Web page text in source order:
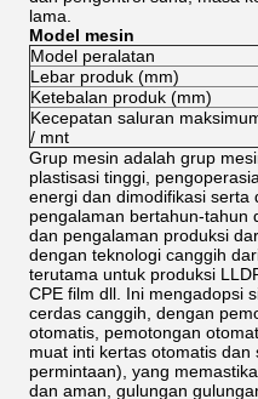
lama.
Model mesin
Model peralatan
Lebar produk (mm)
Ketebalan produk (mm)
Kecepatan saluran
/ mnt
Grup mesin adalah grup
plastisasi tinggi,
energi dan dimodifikasi serta
pengalaman bertahun-tahun
dan pengalaman produksi
dengan teknologi canggih
terutama untuk produksi
CPE film dll. Ini mengadopsi
cerdas canggih, dengan
otomatis, pemotongan
muat inti kertas otomatis
permintaan), yang
dan aman, gulungan